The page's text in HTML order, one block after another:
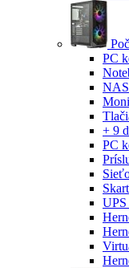
PC
NAS
+ 9
PC
UPS